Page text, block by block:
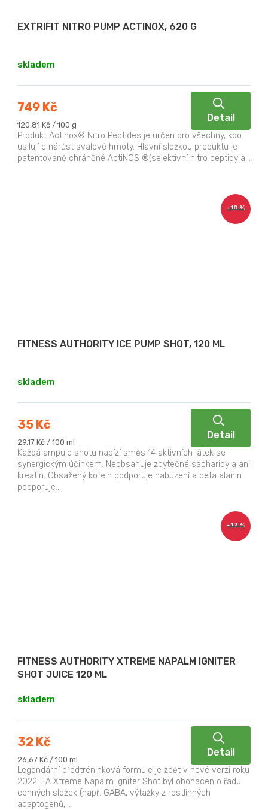
EXTRIFIT NITRO PUMP ACTINOX, 620 G
skladem
749 Kč
Měrná
cena:
120,81 Kč / 100 g
Detail
Produkt Actinox® Nitro Peptides je určen pro všechny, kdo
usilují o nárůst svalové hmoty. Hlavní složkou produktu je
patentovaně chráněné ActiNOS ®(selektivní nitro peptidy a...
39 Kč
–10 %
FITNESS AUTHORITY ICE PUMP SHOT, 120 ML
skladem
35 Kč
Měrná
cena:
29,17 Kč / 100 ml
Detail
Každá ampule shotu nabízí směs 14 aktivních látek se
synergickým účinkem. Neobsahuje zbytečné sacharidy a ani
kreatin. Obsažený kofein podporuje nabuzení a beta alanin
podporuje...
39 Kč
–17 %
FITNESS AUTHORITY XTREME NAPALM IGNITER
SHOT JUICE 120 ML
skladem
32 Kč
Měrná
cena:
26,67 Kč / 100 ml
Detail
Legendární předtréninková formule je zpět v nové verzi roku
2022. FA Xtreme Napalm Igniter Shot byl obohacen o řadu
cenných složek (např. GABA, výtažky z rostlinných
adaptogenů,...